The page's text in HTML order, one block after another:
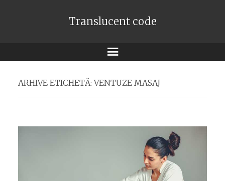
Translucent code
Meniu
ARHIVE ETICHETĂ:VENTUZE MASAJ